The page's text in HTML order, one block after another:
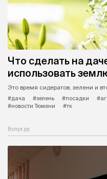
Что сделать на
использовать
Это время сидератов, зелени и
#дача
#зелень #посадки
#новости Тюмени
#тк
Вслух.ру